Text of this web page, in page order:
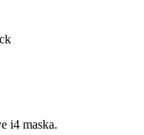
i4 maska.